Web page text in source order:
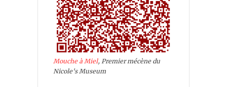
Mouche à Miel, Premier mécène du
Nicole's Museum